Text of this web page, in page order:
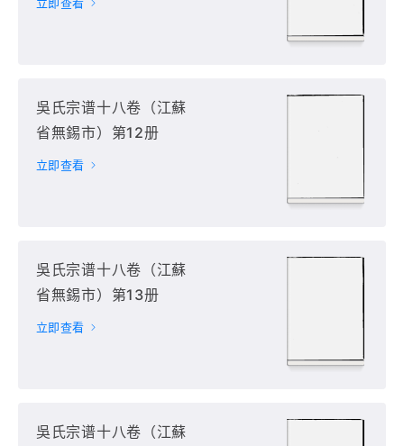
吳氏宗谱十八卷（江蘇
省無錫市）第12册
立即查看
吳氏宗谱十八卷（江蘇
省無錫市）第13册
立即查看
吳氏宗谱十八卷（江蘇